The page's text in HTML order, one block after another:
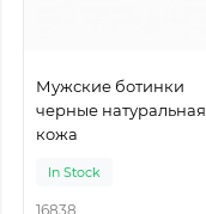
Мужские ботинки
черные натуральная
кожа
In Stock
16838